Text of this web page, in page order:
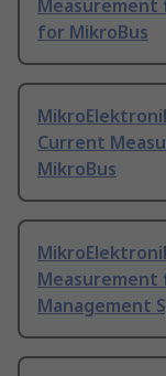
Measurement
for MikroBus
Current
MikroBus
Measurement
Management